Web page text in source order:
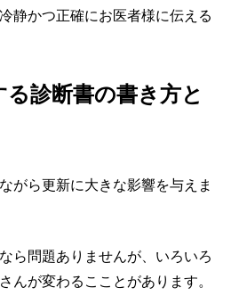
静かつ正確にお医者様に伝える
診断書の書き方と
がら更新に大きな影響を与えま
ら問題ありませんが、いろいろ
んが変わるこことがあります。